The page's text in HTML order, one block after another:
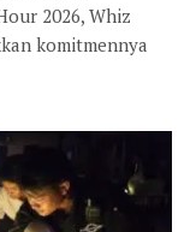
2026, Whiz
komitmennya